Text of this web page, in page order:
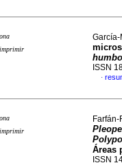
García-
ISSN
·
Áreas
ISSN